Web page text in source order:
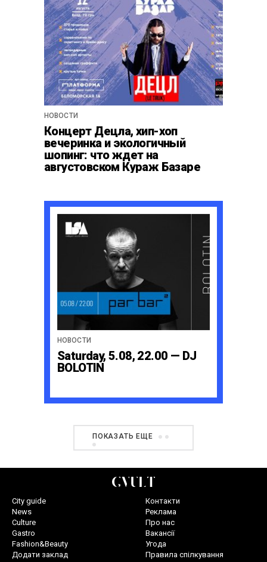
НОВОСТИ
Концерт Децла, хип-хоп
вечеринка и экологичный
шопинг: что ждет на
августовском Кураж Базаре
НОВОСТИ
Saturday, 5.08, 22.00 — DJ
BOLOTIN
ПОКАЗАТЬ ЕЩЕ
City guide
News
Culture
Gastro
Fashion&Beauty
Додати заклад
Контакти
Реклама
Про нас
Вакансії
Угода
Правила спілкування